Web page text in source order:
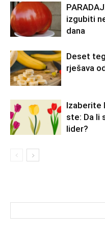
izgubiti
dana
Deset
rješava
Izaberite
ste: Da li
lider?